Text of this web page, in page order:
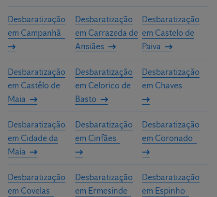
Desbaratização
em Campanhã
Desbaratização
em Carrazeda de
Ansiães
Desbaratização
em Castelo de
Paiva
Desbaratização
em Castêlo de
Maia
Desbaratização
em Celorico de
Basto
Desbaratização
em Chaves
Desbaratização
em Cidade da
Maia
Desbaratização
em Cinfães
Desbaratização
em Coronado
Desbaratização
em Covelas
Desbaratização
em Ermesinde
Desbaratização
em Espinho